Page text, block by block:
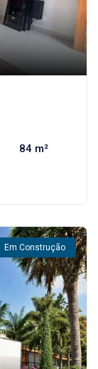
84 m²
Em Construção